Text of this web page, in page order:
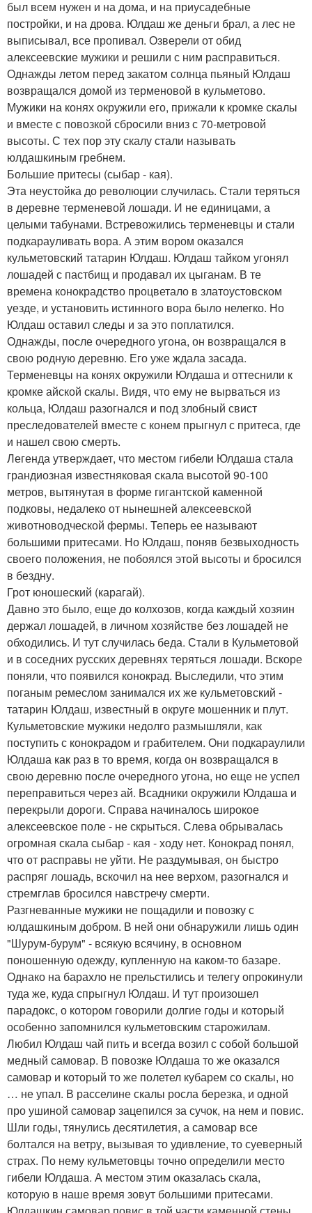
был всем нужен и на дома, и на приусадебные
постройки, и на дрова. Юлдаш же деньги брал, а лес не
выписывал, все пропивал. Озверели от обид
алексеевские мужики и решили с ним расправиться.
Однажды летом перед закатом солнца пьяный Юлдаш
возвращался домой из терменовой в кульметово.
Мужики на конях окружили его, прижали к кромке скалы
и вместе с повозкой сбросили вниз с 70-метровой
высоты. С тех пор эту скалу стали называть
юлдашкиным гребнем.
Большие притесы (сыбар - кая).
Эта неустойка до революции случилась. Стали теряться
в деревне терменевой лошади. И не единицами, а
целыми табунами. Встревожились терменевцы и стали
подкарауливать вора. А этим вором оказался
кульметовский татарин Юлдаш. Юлдаш тайком угонял
лошадей с пастбищ и продавал их цыганам. В те
времена конокрадство процветало в златоустовском
уезде, и установить истинного вора было нелегко. Но
Юлдаш оставил следы и за это поплатился.
Однажды, после очередного угона, он возвращался в
свою родную деревню. Его уже ждала засада.
Терменевцы на конях окружили Юлдаша и оттеснили к
кромке айской скалы. Видя, что ему не вырваться из
кольца, Юлдаш разогнался и под злобный свист
преследователей вместе с конем прыгнул с притеса, где
и нашел свою смерть.
Легенда утверждает, что местом гибели Юлдаша стала
грандиозная известняковая скала высотой 90-100
метров, вытянутая в форме гигантской каменной
подковы, недалеко от нынешней алексеевской
животноводческой фермы. Теперь ее называют
большими притесами. Но Юлдаш, поняв безвыходность
своего положения, не побоялся этой высоты и бросился
в бездну.
Грот юношеский (карагай).
Давно это было, еще до колхозов, когда каждый хозяин
держал лошадей, в личном хозяйстве без лошадей не
обходились. И тут случилась беда. Стали в Кульметовой
и в соседних русских деревнях теряться лошади. Вскоре
поняли, что появился конокрад. Выследили, что этим
поганым ремеслом занимался их же кульметовский -
татарин Юлдаш, известный в округе мошенник и плут.
Кульметовские мужики недолго размышляли, как
поступить с конокрадом и грабителем. Они подкараулили
Юлдаша как раз в то время, когда он возвращался в
свою деревню после очередного угона, но еще не успел
переправиться через ай. Всадники окружили Юлдаша и
перекрыли дороги. Справа начиналось широкое
алексеевское поле - не скрыться. Слева обрывалась
огромная скала сыбар - кая - ходу нет. Конокрад понял,
что от расправы не уйти. Не раздумывая, он быстро
распряг лошадь, вскочил на нее верхом, разогнался и
стремглав бросился навстречу смерти.
Разгневанные мужики не пощадили и повозку с
юлдашкиным добром. В ней они обнаружили лишь один
"Шурум-бурум" - всякую всячину, в основном
поношенную одежду, купленную на каком-то базаре.
Однако на барахло не прельстились и телегу опрокинули
туда же, куда спрыгнул Юлдаш. И тут произошел
парадокс, о котором говорили долгие годы и который
особенно запомнился кульметовским старожилам.
Любил Юлдаш чай пить и всегда возил с собой большой
медный самовар. В повозке Юлдаша то же оказался
самовар и который то же полетел кубарем со скалы, но
… не упал. В расселине скалы росла березка, и одной
про ушиной самовар зацепился за сучок, на нем и повис.
Шли годы, тянулись десятилетия, а самовар все
болтался на ветру, вызывая то удивление, то суеверный
страх. По нему кульметовцы точно определили место
гибели Юлдаша. А местом этим оказалась скала,
которую в наше время зовут большими притесами.